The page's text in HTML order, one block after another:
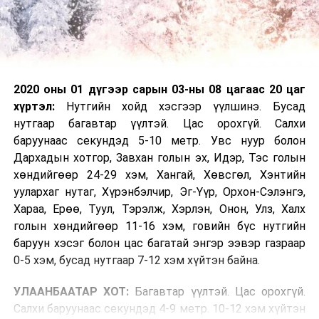
2020 оны 01 дүгээр сарын 03-ны 08 цагаас 20 цаг
хүртэл:Нутгийн хойд хэсгээр үүлшинэ. Бусад
нутгаар багавтар үүлтэй. Цас орохгүй. Салхи
баруунаас секундэд 5-10 метр. Увс нуур болон
Дархадын хотгор, Завхан голын эх, Идэр, Тэс голын
хөндийгөөр 24-29 хэм, Хангай, Хөвсгөл, Хэнтийн
уулархаг нутаг, Хүрэнбэлчир, Эг-Үүр, Орхон-Сэлэнгэ,
Хараа, Ерөө, Туул, Тэрэлж, Хэрлэн, Онон, Улз, Халх
голын хөндийгөөр 11-16 хэм, говийн бүс нутгийн
баруун хэсэг болон цас багатай энгэр ээвэр газраар
0-5 хэм, бусад нутгаар 7-12 хэм хүйтэн байна.
УЛААНБААТАР ХОТ: Багавтар үүлтэй. Цас орохгүй.
Салхи баруунаас секундэд 4-9 метр. 10-12 хэм хүйтэн